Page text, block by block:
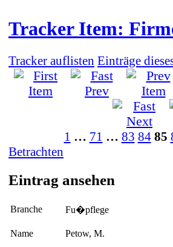
Tracker Item:
Tracker auflisten Einträge
1 … 71 … 83 84 85
Betrachten
Eintrag ansehen
Branche Fu�pflege
Name Petow, M.